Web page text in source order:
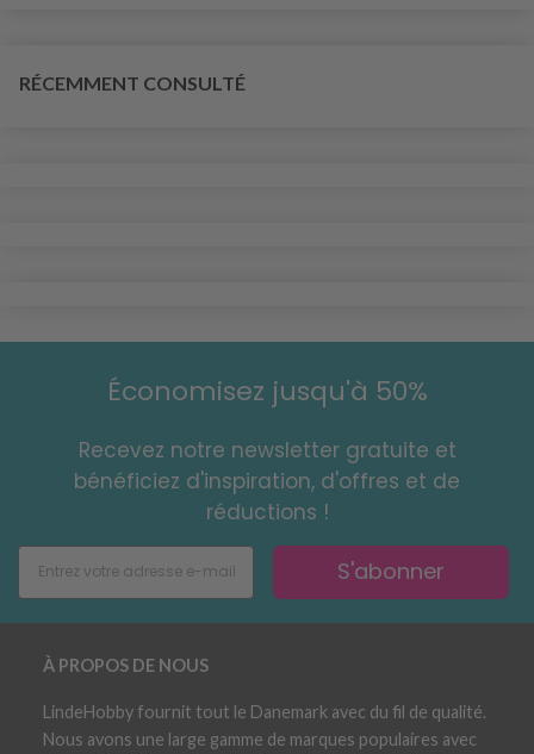
RÉCEMMENT CONSULTÉ
Économisez jusqu'à 50%
Recevez notre newsletter gratuite et
bénéficiez d'inspiration, d'offres et de
réductions !
S'abonner
À PROPOS DE NOUS
LindeHobby fournit tout le Danemark avec du fil de qualité.
Nous avons une large gamme de marques populaires avec